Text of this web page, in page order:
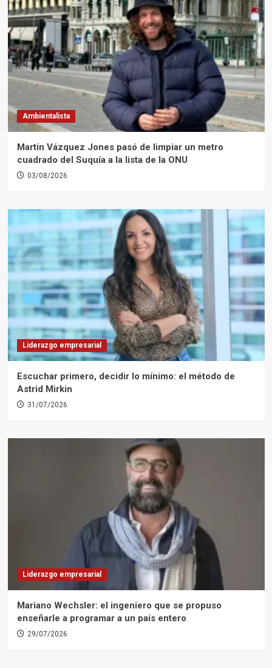
Ambientalista
Martín Vázquez Jones pasó de limpiar un metro
cuadrado del Suquía a la lista de la ONU
03/08/2026
Liderazgo empresarial
Escuchar primero, decidir lo mínimo: el método de
Astrid Mirkin
31/07/2026
Liderazgo empresarial
Mariano Wechsler: el ingeniero que se propuso
enseñarle a programar a un país entero
29/07/2026